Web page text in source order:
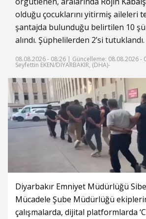
olduğu çocuklarını yitirmiş aileleri
şantajda bulunduğu belirtilen 10
alındı. Şüphelilerden 2’si tutuklandı.
08.08.2026 - 08:26 | Güncelleme: 08.08.2026 -
Seyfettin EKEN/DİYARBAKIR, (DHA)-
Diyarbakır Emniyet Müdürlüğü
Mücadele Şube Müdürlüğü
çalışmalarda, dijital platformlarda